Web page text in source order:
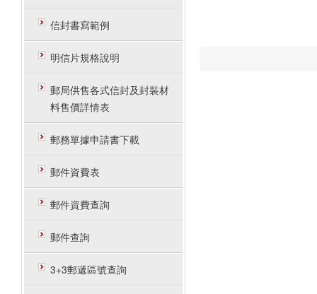
信封書寫範例
明信片規格說明
郵局供售各式信封及封裝材
料售價詳情表
郵務單據申請書下載
郵件資費表
郵件資費查詢
郵件查詢
3+3郵遞區號查詢